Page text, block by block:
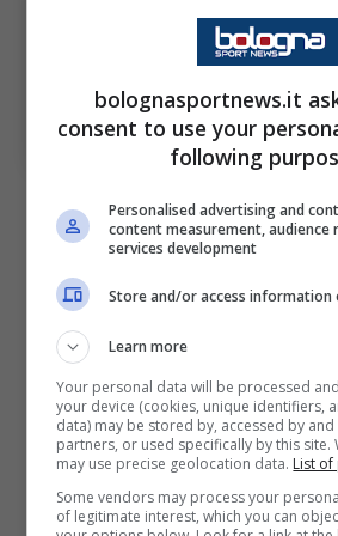
Bologna, bisogna scegliere fra
Ahmad Mora/Getty Images) via
BolognaSportNews
Il calciatore è un’ala sinistra
può adattarsi all’occorrenza a
destra e centravanti,
duttilità importante, gradita
tutti gli allenatori. Sta di fatto
sopraccitate è un affare
Bologna, che comunque
bolognasportnews.it
consent to use your
following
Personalised advertising and
content measurement, audience
services development
Store and/or access information
Learn more
Your personal data will be processed
your device (cookies, unique identifiers,
data) may be stored by, accessed by
partners, or used specifically by this
may use precise geolocation data. List of
Some vendors may process your
of legitimate interest, which you can